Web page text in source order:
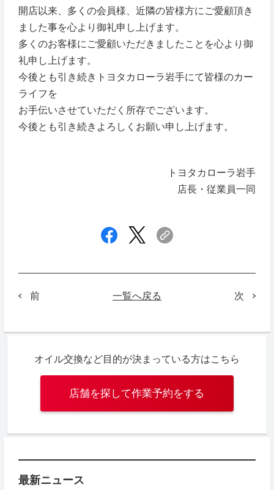
開店以来、多くの会員様、近隣の皆様方にご愛顧頂き
ました事を心より御礼申し上げます。
多くのお客様にご愛顧いただきましたことを心より御
礼申し上げます。
今後とも引き続きトヨタカローラ岩手にて皆様のカー
ライフを
お手伝いさせていただく所存でございます。
今後とも引き続きよろしくお願い申し上げます。
トヨタカローラ岩手
店長・従業員一同
前 一覧へ戻る 次
オイル交換など目的が決まっている方はこちら
店舗を探して作業予約をする
最新ニュース